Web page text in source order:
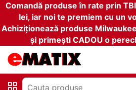
Comandă produse în rate prin
lei, iar noi te premiem cu un
Achiziționează produse
și primești CADOU o